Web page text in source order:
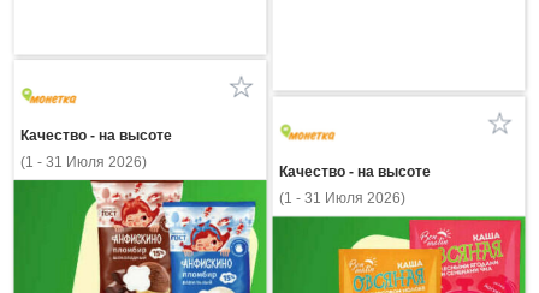
Качество - на высоте
(1 - 31 Июля 2026)
Качество - на высоте
(1 - 31 Июля 2026)